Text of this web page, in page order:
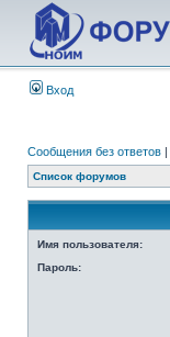
Вход
Сообщения без ответов |
Список форумов
Имя пользователя:
Пароль: